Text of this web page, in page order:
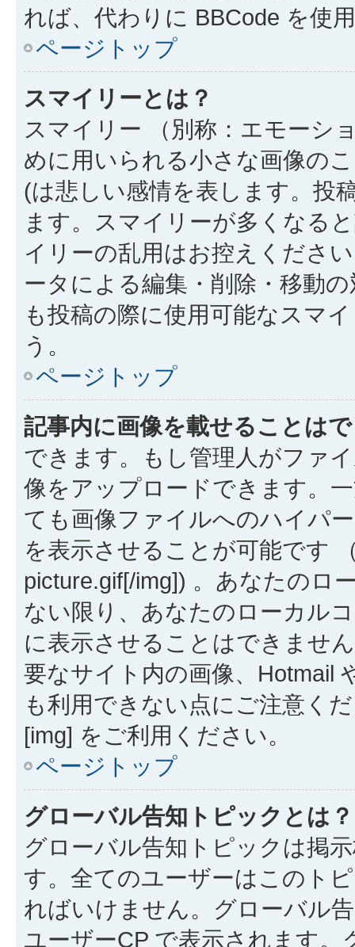
れば、代わりに BBCode を使
ページトップ
スマイリーとは？
スマイリー （別称：エモーシ
めに用いられる小さな画像の
(は悲しい感情を表します。投
ます。スマイリーが多くなる
イリーの乱用はお控えくださ
ータによる編集・削除・移動
も投稿の際に使用可能なスマ
う。
ページトップ
記事内に画像を載せることは
できます。もし管理人がファ
像をアップロードできます。
ても画像ファイルへのハイパ
を表示させることが可能です
picture.gif[/img]) 。あなたのロ
ない限り、あなたのローカル
に表示させることはできませ
要なサイト内の画像、Hotmail
も利用できない点にご注意く
[img] をご利用ください。
ページトップ
グローバル告知トピックとは？
グローバル告知トピックは掲
す。全てのユーザーはこのト
ればいけません。グローバル
ユーザーCP で表示されます